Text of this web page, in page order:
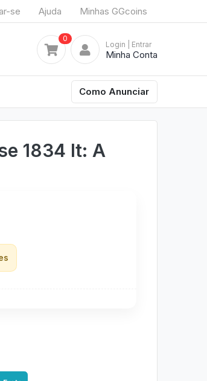
se Ajuda Minhas GGcoins
0
Login | Entrar
Minha Conta
Como Anunciar
1834 It: A